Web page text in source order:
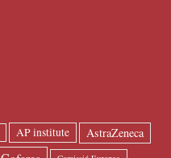
AP institute AstraZeneca